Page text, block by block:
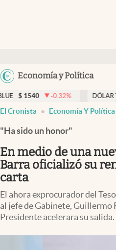
Economía y Política
Members
Economía y Política
Finanzas y Mercados
Mercados Online
Negocios
Columnistas
Apertura
-0.32% DÓLAR TARJETA $
El Cronista Economía Y Política
"Ha sido un honor"
En medio de una
Barra oficializó su
carta
El ahora exprocurador del
al jefe de Gabinete, Guillermo
Presidente acelerara su salida.